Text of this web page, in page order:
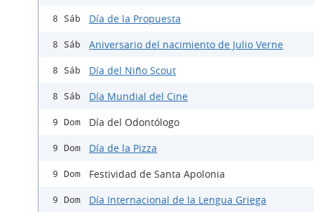
8 Sáb Día de la Propuesta
8 Sáb Aniversario del nacimiento de Julio Verne
8 Sáb Día del Niño Scout
8 Sáb Día Mundial del Cine
9 Dom Día del Odontólogo
9 Dom Día de la Pizza
9 Dom Festividad de Santa Apolonia
9 Dom Día Internacional de la Lengua Griega